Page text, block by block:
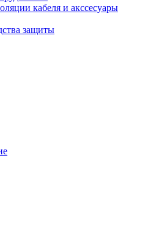
кабеля и акссесуары
защиты